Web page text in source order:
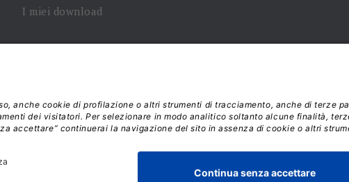
I miei download
© 2026 - La Tribuna S.r.l. | P.IVA 01702840180 | C.F. 01107460337
Responsabile della Protezione dei Dati: dpo@lswr.it
Viale Enrico Forlanini, 21 - 20134 Milano (MI)